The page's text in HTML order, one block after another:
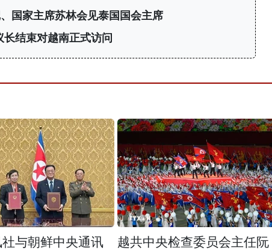
国家主席苏林会见泰国国会主席
结束对越南正式访问
与朝鲜中央通讯
越共中央检查委员会主任阮